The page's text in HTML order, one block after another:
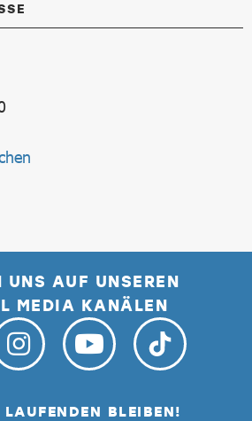
UNS AUF UNSEREN
MEDIA KANÄLEN
BLEIBEN!